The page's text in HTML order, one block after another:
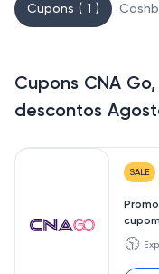
Cupons ( 1 )
Cupons CNA
descontos
SALE
🕥